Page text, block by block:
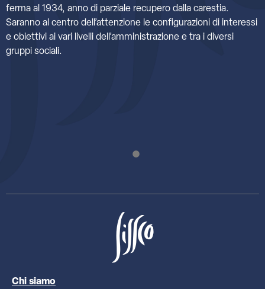
ferma al 1934, anno di parziale recupero dalla carestia.
Saranno al centro dell’attenzione le configurazioni di interessi
e obiettivi ai vari livelli dell’amministrazione e tra i diversi
gruppi sociali.
Chi siamo